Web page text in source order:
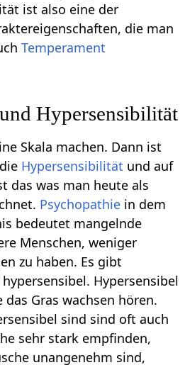
ist also eine der
die man
Temperament
Hypersensibilität
Skala machen. Dann ist
Hypersensibilität und auf
das was man heute als
Psychopathie in dem
bedeutet mangelnde
Menschen, weniger
zu haben. Es gibt
Hypersensibel
Gras wachsen hören.
sind sind oft auch
sehr stark empfinden,
unangenehm sind,